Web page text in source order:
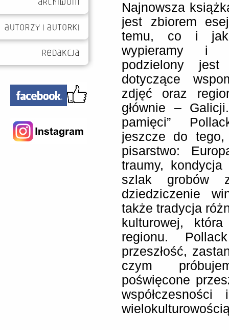
Najnowsza
jest zbiorem
temu, co i jak
wypieramy i
podzielony
dotyczące
zdjęć oraz
głównie –
pamięci”
jeszcze do
pisarstwo:
traumy,
szlak grobów
dziedziczenie
także tradycja
kulturowej,
regionu.
przeszłość,
czym
poświęcone